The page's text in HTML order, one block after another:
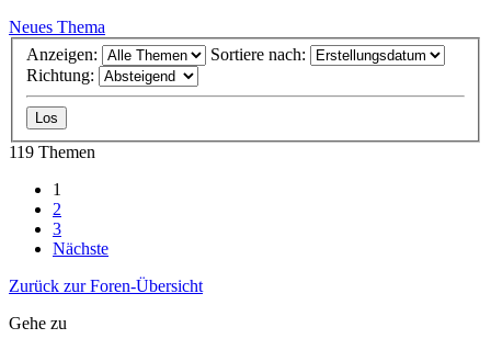
Neues Thema
Anzeigen:
Sortiere nach:
Richtung:
119 Themen
1
2
3
Nächste
Zurück zur Foren-Übersicht
Gehe zu